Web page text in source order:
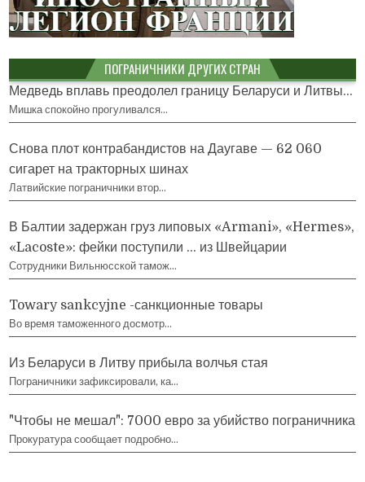
ПОГРАНИЧНИКИ ДРУГИХ СТРАН
Медведь вплавь преодолел границу Беларуси и Литвы...
Мишка спокойно прогуливался…
Снова плот контрабандистов на Даугаве — 62 060
сигарет на тракторных шинах
Латвийские пограничники втор…
В Балтии задержан груз липовых «Armani», «Hermes»,
«Lacoste»: фейки поступили … из Швейцарии
Сотрудники Вильнюсской тамож…
Towary sankcyjne -санкционные товары
Во время таможенного досмотр…
Из Беларуси в Литву прибыла волчья стая
Пограничники зафиксировали, ка…
"Чтобы не мешал": 7000 евро за убийство пограничника
Прокуратура сообщает подробно…